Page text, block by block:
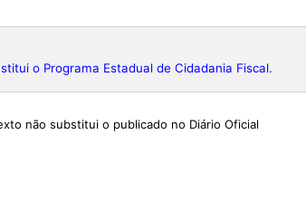
o Programa Estadual de Cidadania Fiscal.
não substitui o publicado no Diário Oficial